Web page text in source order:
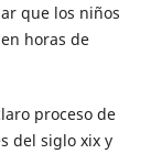
que los niños
horas de
proceso de
del siglo xix y